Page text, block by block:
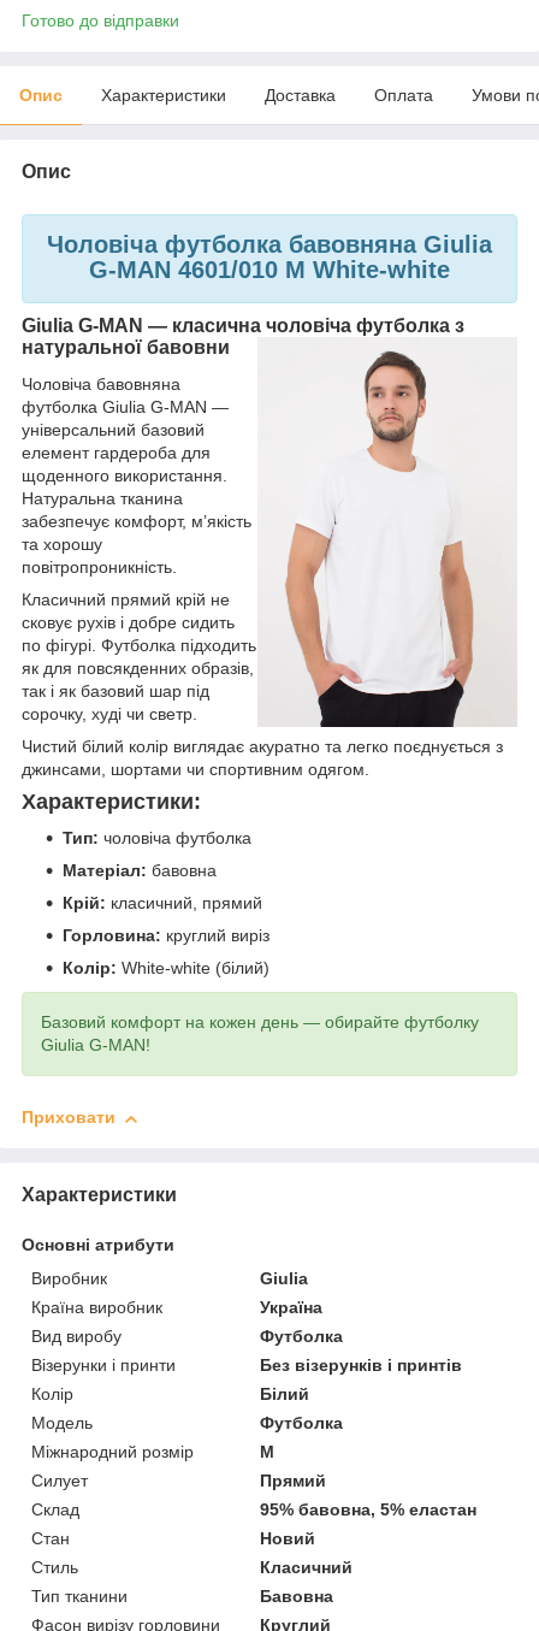
Готово до відправки
Опис Характеристики Доставка Оплата Умови
Опис
Чоловіча футболка бавовняна Giulia
G-MAN 4601/010 M White-white
Giulia G-MAN — класична чоловіча футболка з
натуральної бавовни
Чоловіча бавовняна
футболка Giulia G-MAN —
універсальний базовий
елемент гардероба для
щоденного використання.
Натуральна тканина
забезпечує комфорт, м’якість
та хорошу
повітропроникність.
Класичний прямий крій не
сковує рухів і добре сидить
по фігурі. Футболка підходить
як для повсякденних образів,
так і як базовий шар під
сорочку, худі чи светр.
Чистий білий колір виглядає акуратно та легко поєднується з
джинсами, шортами чи спортивним одягом.
Характеристики:
Тип: чоловіча футболка
Матеріал: бавовна
Крій: класичний, прямий
Горловина: круглий виріз
Колір: White-white (білий)
Базовий комфорт на кожен день — обирайте футболку
Giulia G-MAN!
Приховати
Характеристики
Основні атрибути
Виробник
Giulia
Країна виробник
Україна
Вид виробу
Футболка
Візерунки і принти
Без візерунків і принтів
Колір
Білий
Модель
Футболка
Міжнародний розмір
M
Силует
Прямий
Склад
95% бавовна, 5% еластан
Стан
Новий
Стиль
Класичний
Тип тканини
Бавовна
Фасон вирізу горловини
Круглий